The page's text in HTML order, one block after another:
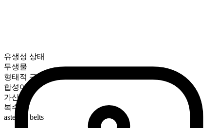
유생성 상태
무생물
형태적 구성
합성어
가산
복수형
asteroid belts